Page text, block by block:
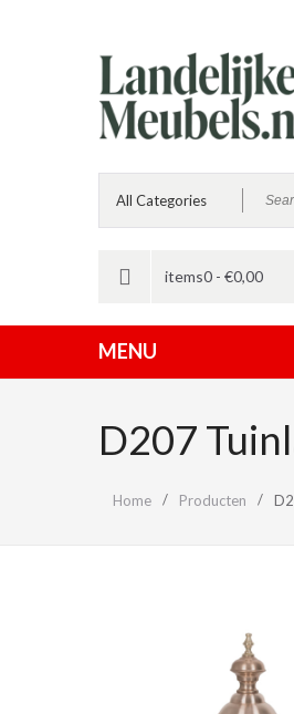
items0 - €0,00
D207
Home Producten